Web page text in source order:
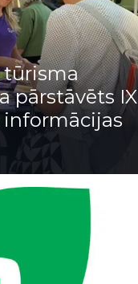
tūrisma
pārstāvēts IX